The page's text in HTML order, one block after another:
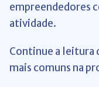
empreendedores
atividade.
Continue a leitura
mais comuns na